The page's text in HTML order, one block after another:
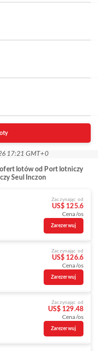
17:21 GMT+0
lotów od Port lotniczy
Seul Inczon
Zaczynając od
US$ 125.6
Cena/os
Zarezerwuj
Zaczynając od
US$ 126.6
Cena/os
Zarezerwuj
Zaczynając od
US$ 129.48
Cena/os
Zarezerwuj